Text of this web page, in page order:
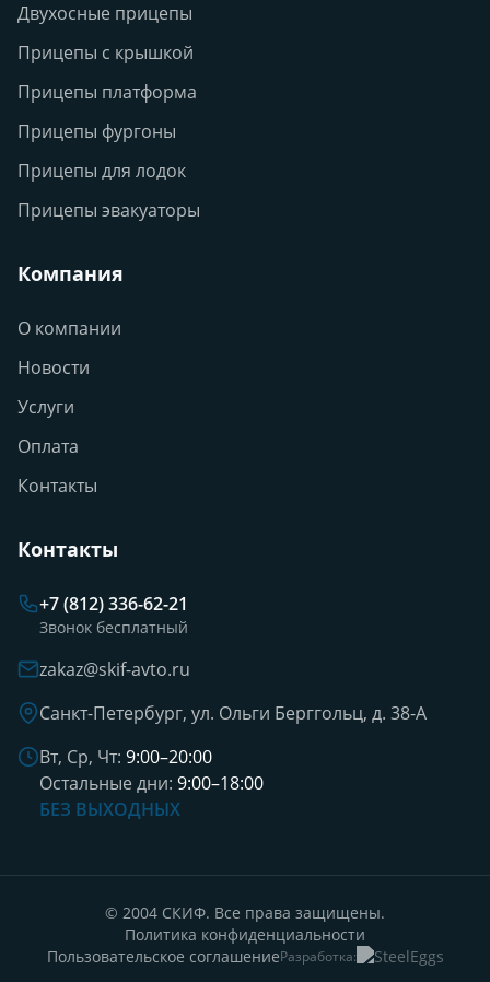
Двухосные прицепы
Прицепы с крышкой
Прицепы платформа
Прицепы фургоны
Прицепы для лодок
Прицепы эвакуаторы
Компания
О компании
Новости
Услуги
Оплата
Контакты
Контакты
+7 (812) 336-62-21
Звонок бесплатный
zakaz@skif-avto.ru
Санкт-Петербург, ул. Ольги Берггольц, д. 38-А
Вт, Ср, Чт: 9:00–20:00
Остальные дни: 9:00–18:00
БЕЗ ВЫХОДНЫХ
© 2004 СКИФ. Все права защищены.
Политика конфиденциальности
Пользовательское соглашениеРазработка: